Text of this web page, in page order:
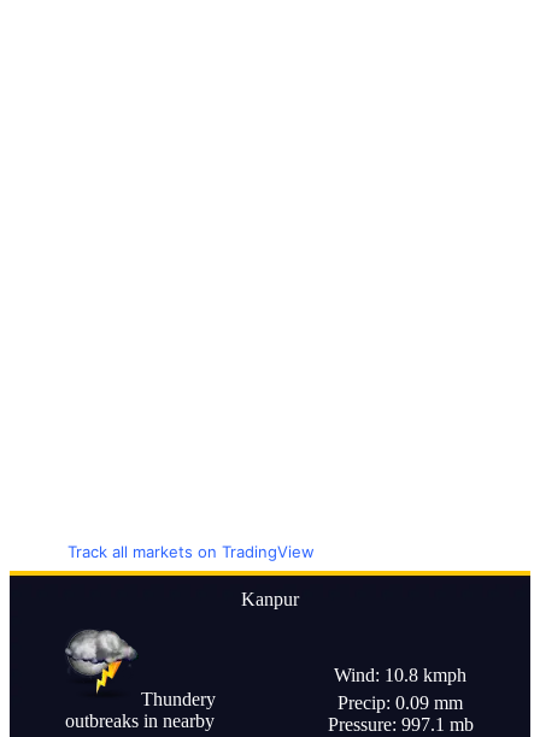
Track all markets on TradingView
Kanpur
Thundery
outbreaks in nearby
Wind: 10.8 kmph
Precip: 0.09 mm
Pressure: 997.1 mb